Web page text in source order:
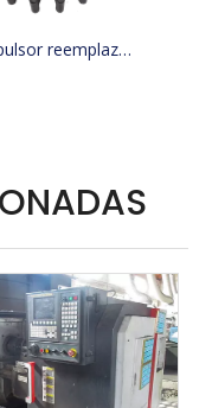
El impulsor reemplaza a JMP 9500-01/JABSCO 15780-0000/JOHNSON 15299-1000